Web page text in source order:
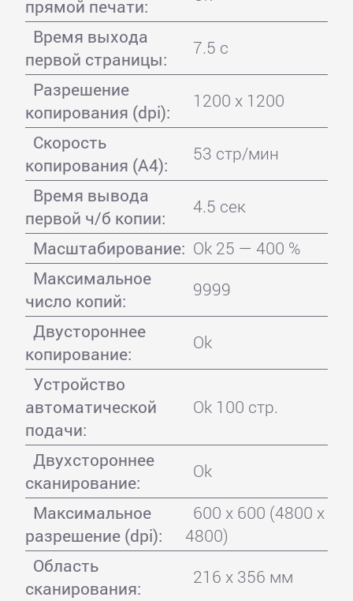
прямой печати:
Время выхода
первой страницы:
7.5 с
Разрешение
копирования (dpi):
1200 x 1200
Скорость
копирования (A4):
53 стр/мин
Время вывода
первой ч/б копии:
4.5 сек
Масштабирование: Ok 25 — 400 %
Максимальное
число копий:
9999
Двустороннее
копирование:
Ok
Устройство
автоматической
подачи:
Ok 100 стр.
Двухстороннее
сканирование:
Ok
Максимальное
разрешение (dpi):
600 x 600 (4800 x
4800)
Область
сканирования:
216 x 356 мм